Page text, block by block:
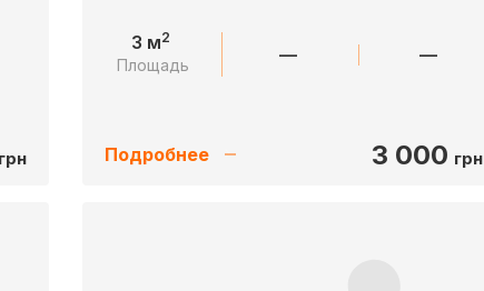
грн
3 м2
Площадь — —
Подробнее 3 000 грн